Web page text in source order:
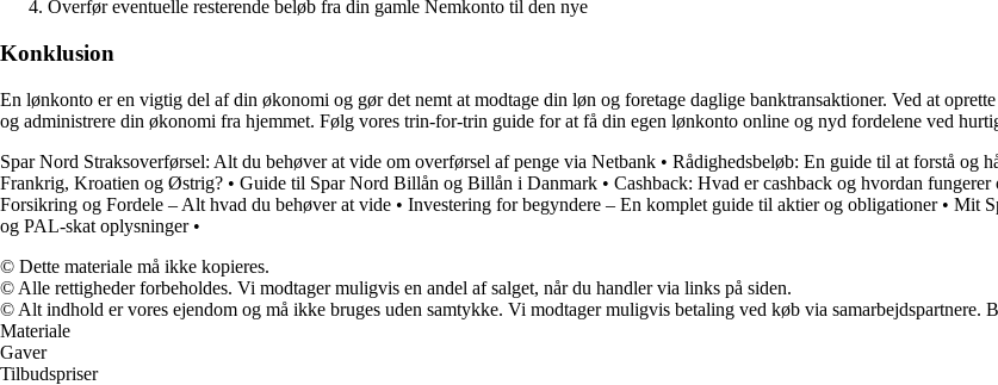
Overfør eventuelle resterende beløb fra din gamle Nemkonto til den nye
Konklusion
En lønkonto er en vigtig del af din økonomi og gør det nemt at modtage din løn og foretage daglige banktransaktioner. Ved at
og administrere din økonomi fra hjemmet. Følg vores trin-for-trin guide for at få din egen lønkonto online og nyd fordelene ved
Spar Nord Straksoverførsel: Alt du behøver at vide om overførsel af penge via Netbank • Rådighedsbeløb: En guide til at forstå og
Frankrig, Kroatien og Østrig? • Guide til Spar Nord Billån og Billån i Danmark • Cashback: Hvad er cashback og hvordan fungerer
Forsikring og Fordele – Alt hvad du behøver at vide • Investering for begyndere – En komplet guide til aktier og obligationer• Mit
og PAL-skat oplysninger•
© Dette materiale må ikke kopieres.
© Alle rettigheder forbeholdes. Vi modtager muligvis en andel af salget, når du handler via links på siden.
© Alt indhold er vores ejendom og må ikke bruges uden samtykke. Vi modtager muligvis betaling ved køb via samarbejdspartnere.
Materiale
Gaver
Tilbudspriser